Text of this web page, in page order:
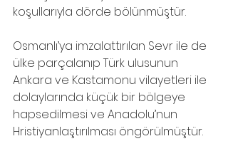
koşullarıyla dörde bölünmüştür.
Osmanlı’ya imzalattırılan Sevr ile de
ülke parçalanıp Türk ulusunun
Ankara ve Kastamonu vilayetleri ile
dolaylarında küçük bir bölgeye
hapsedilmesi ve Anadolu’nun
Hristiyanlaştırılması öngörülmüştür.